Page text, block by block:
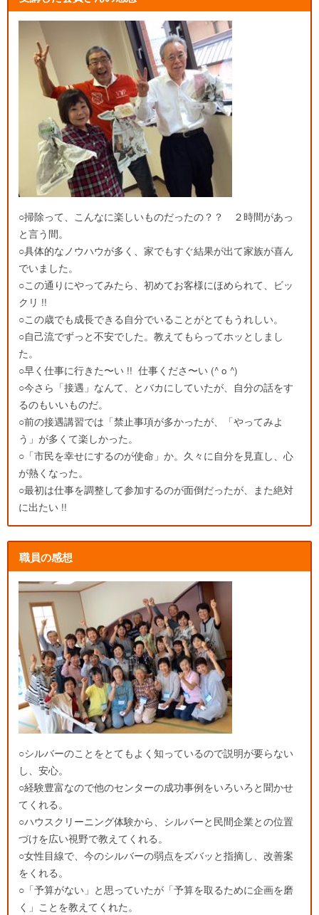
○掃除って、こんなに楽しいものだったの？？ ２時間があっ
と言う間。
○具体的なノウハウが多く、家でもすぐ結果が出て家族が喜ん
でいました。
○この通りにやってみたら、初めてお客様にほめられて、ビッ
クリ !!
○この歳でも成長できる自分でいることがとてもうれしい。
○自己流でずっと不安でした。教えてもらってホッとしまし
た。
○早く仕事に行きた〜い !! 仕事くださ〜い (^ o ^)
○今さら「接遇」なんて、とバカにしていたが、自分の話をす
るのもいいものだ。
○前の接遇講習では「禁止事項が多かったが、「やってみよ
う」が多くて楽しかった。
○「市民を幸せにするのが使命」か。久々に自分を見直し、心
が熱くなった。
○最初は仕事を調整して参加するのが面倒だったが、また絶対
に出たい !!
職員の感想
○シルバーのことをとてもよく知っているので説明が要らない
し、安心。
○経験豊富なので他のセンターの成功事例をいろいろと聞かせ
てくれる。
○ハウスクリーニング体験から、シルバーと民間企業との位置
づけを広い視野で教えてくれる。
○女性目線で、今のシルバーの弱点をズバッと指摘し、改善案
をくれる。
○「予算がない」と思っていたが「予算を取るために企画を磨
く」ことを教えてくれた。